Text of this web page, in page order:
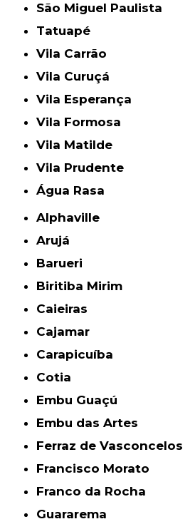
São Miguel Paulista
Tatuapé
Vila Carrão
Vila Curuçá
Vila Esperança
Vila Formosa
Vila Matilde
Vila Prudente
Água Rasa
Alphaville
Arujá
Barueri
Biritiba Mirim
Caieiras
Cajamar
Carapicuíba
Cotia
Embu Guaçú
Embu das Artes
Ferraz de Vasconcelos
Francisco Morato
Franco da Rocha
Guararema